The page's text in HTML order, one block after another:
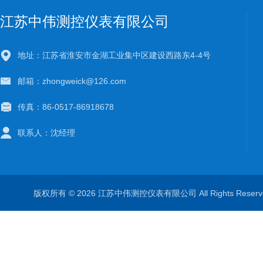
江苏中伟测控仪表有限公司
地址：江苏省淮安市金湖工业集中区建设西路东4-4号
邮箱：zhongweick@126.com
传真：86-0517-86918678
联系人：沈经理
版权所有 © 2026 江苏中伟测控仪表有限公司 All Rights